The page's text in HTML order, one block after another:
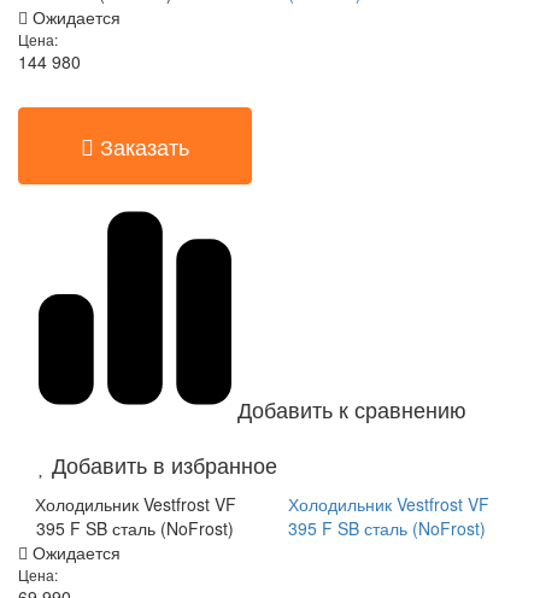
Ожидается
Цена:
144 980
Заказать
Добавить к сравнению
Добавить в избранное
Холодильник Vestfrost VF
395 F SB сталь (NoFrost)
Холодильник Vestfrost VF
395 F SB сталь (NoFrost)
Ожидается
Цена: